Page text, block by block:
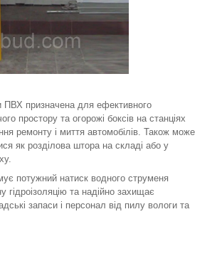
ПВХ призначена для ефективного
простору та огорожі боксів на станціях
ремонту і миття автомобілів. Також може
як розділова штора на складі або у
потужний натиск водного струменя
гідроізоляцію та надійно захищає
запаси і персонал від пилу вологи та